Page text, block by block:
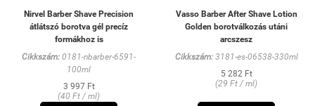
Nirvel Barber Shave Precision
átlátszó borotva gél precíz
formákhoz is
Cikkszám: 0181-nbarber-6591-
100ml
3 997 Ft
(40 Ft / ml)
Vasso Barber After Shave Lotion
Golden borotválkozás utáni
arcszesz
Cikkszám:3181-es-06538-330ml
5 282 Ft
(29 Ft / ml)